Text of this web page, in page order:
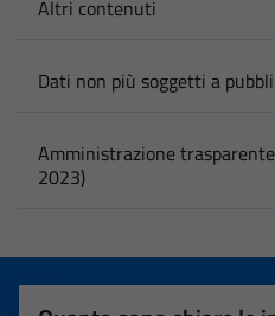
Altri contenuti
Dati non più soggetti a
Amministrazione
2023)